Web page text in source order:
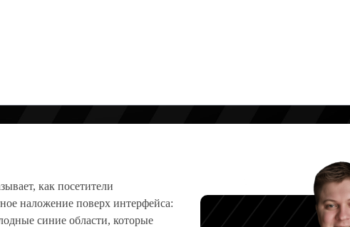
НА САЙТЕ
как посетители
наложение поверх интерфейса:
синие области, которые